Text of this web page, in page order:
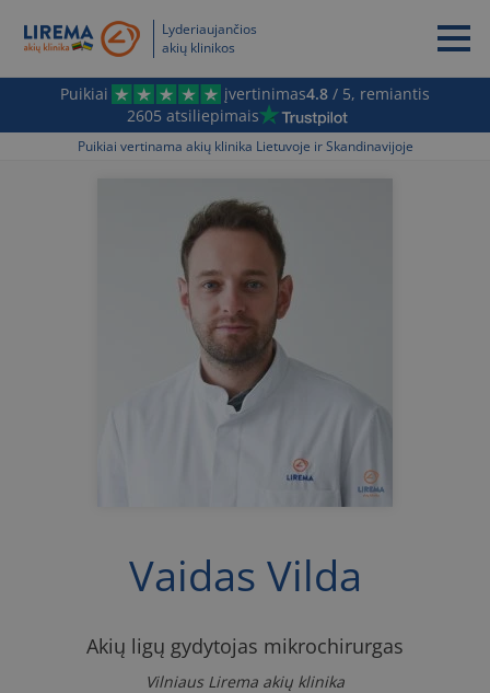
Lyderiaujančios
akių klinikos
Puikiai įvertinimas4.8 / 5, remiantis
2605 atsiliepimais
Puikiai vertinama akių klinika Lietuvoje ir Skandinavijoje
Vaidas Vilda
Akių ligų gydytojas mikrochirurgas
Vilniaus Lirema akių klinika